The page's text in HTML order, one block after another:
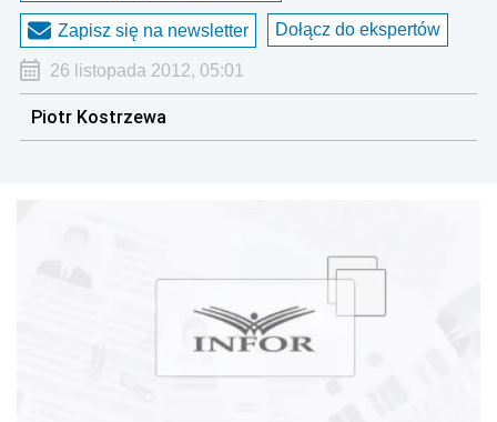
Zapisz się na newsletter Dołącz do ekspertów
26 listopada 2012, 05:01
Piotr Kostrzewa